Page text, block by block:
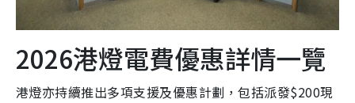
2026港燈電費優惠詳情一覽
港燈亦持續推出多項支援及優惠計劃，包括派發$200現